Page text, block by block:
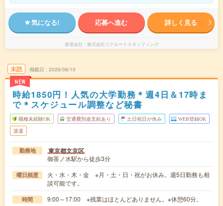
気になる! 応募へ進む 詳しく見る
派遣会社 株式会社リクルートスタッフィング
未読
NEW
掲載日 2026/08/10
時給1850円！人気の大学勤務＊週4日＆17時ま
で＊スケジュール調整など秘書
職種未経験OK 交通費別途支給あり 土日祝日が休み WEB登録OK
派遣
勤務地 東京都文京区
御茶ノ水駅から徒歩3分
曜日頻度
火・水・木・金 ※月・土・日・祝がお休み。週5日勤務も相
談可能です。
時間 9:00～17:00 ※残業はほとんどありません。※休憩60分。